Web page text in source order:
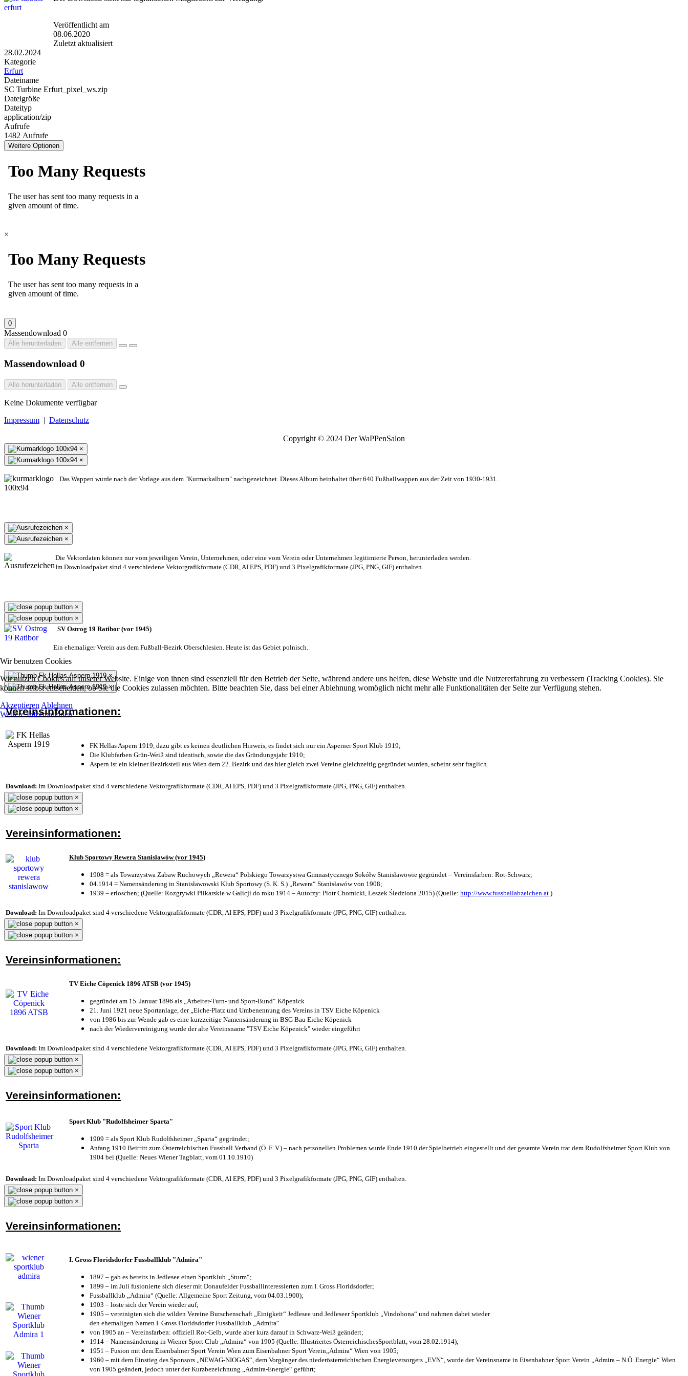
Veröffentlicht am
08.06.2020
Zuletzt aktualisiert
28.02.2024
Kategorie
Erfurt
Dateiname
SC Turbine Erfurt_pixel_ws.zip
Dateigröße
Dateityp
application/zip
Aufrufe
1482 Aufrufe
Weitere Optionen
×
0
Massendownload 0
Alle herunterladen Alle entfernen
Massendownload 0
Alle herunterladen Alle entfernen
Keine Dokumente verfügbar
Impressum | Datenschutz
Copyright © 2024 Der WaPPenSalon
Wir benutzen Cookies
Wir nutzen Cookies auf unserer Website. Einige von ihnen sind essenziell für den Betrieb der Seite, während andere uns helfen, diese Website und die Nutzererfahrung zu verbessern (Tracking Cookies). Sie
können selbst entscheiden, ob Sie die Cookies zulassen möchten. Bitte beachten Sie, dass bei einer Ablehnung womöglich nicht mehr alle Funktionalitäten der Seite zur Verfügung stehen.
Akzeptieren Ablehnen
Weitere Informationen
×
×
Das Wappen wurde nach der Vorlage aus dem "Kurmarkalbum" nachgezeichnet. Dieses Album beinhaltet über 640 Fußballwappen aus der Zeit von 1930-1931.
×
×
Die Vektordaten können nur vom jeweiligen Verein, Unternehmen, oder eine vom Verein oder Unternehmen legitimierte Person, herunterladen werden.
Im Downloadpaket sind 4 verschiedene Vektorgrafikformate (CDR, AI EPS, PDF) und 3 Pixelgrafikformate (JPG, PNG, GIF) enthalten.
×
×
SV Ostrog 19 Ratibor (vor 1945)
Ein ehemaliger Verein aus dem Fußball-Bezirk Oberschlesien. Heute ist das Gebiet polnisch.
×
×
Vereinsinformationen:
FK Hellas Aspern 1919, dazu gibt es keinen deutlichen Hinweis, es findet sich nur ein Asperner Sport Klub 1919;
Die Klubfarben Grün-Weiß sind identisch, sowie die das Gründungsjahr 1910;
Aspern ist ein kleiner Bezirksteil aus Wien dem 22. Bezirk und das hier gleich zwei Vereine gleichzeitig gegründet wurden, scheint sehr fraglich.
Download: Im Downloadpaket sind 4 verschiedene Vektorgrafikformate (CDR, AI EPS, PDF) und 3 Pixelgrafikformate (JPG, PNG, GIF) enthalten.
×
×
Vereinsinformationen:
Klub Sportowy Rewera Stanisławów (vor 1945)
1908 = als Towarzystwa Zabaw Ruchowych „Rewera“ Polskiego Towarzystwa Gimnastycznego Sokółw Stanisławowie gegründet – Vereinsfarben: Rot-Schwarz;
04.1914 = Namensänderung in Stanisławowski Klub Sportowy (S. K. S.) „Rewera“ Stanisławów von 1908;
1939 = erloschen; (Quelle: Rozgrywki Piłkarskie w Galicji do roku 1914 – Autorzy: Piotr Chomicki, Leszek Śledziona 2015) (Quelle: http://www.fussballabzeichen.at )
Download: Im Downloadpaket sind 4 verschiedene Vektorgrafikformate (CDR, AI EPS, PDF) und 3 Pixelgrafikformate (JPG, PNG, GIF) enthalten.
×
×
Vereinsinformationen:
TV Eiche Cöpenick 1896 ATSB (vor 1945)
gegründet am 15. Januar 1896 als „Arbeiter-Turn- und Sport-Bund“ Köpenick
21. Juni 1921 neue Sportanlage, der „Eiche-Platz und Umbenennung des Vereins in TSV Eiche Köpenick
von 1986 bis zur Wende gab es eine kurzzeitige Namensänderung in BSG Bau Eiche Köpenick
nach der Wiedervereinigung wurde der alte Vereinsname "TSV Eiche Köpenick" wieder eingeführt
Download: Im Downloadpaket sind 4 verschiedene Vektorgrafikformate (CDR, AI EPS, PDF) und 3 Pixelgrafikformate (JPG, PNG, GIF) enthalten.
×
×
Vereinsinformationen:
Sport Klub "Rudolfsheimer Sparta"
1909 = als Sport Klub Rudolfsheimer „Sparta“ gegründet;
Anfang 1910 Beitritt zum Österreichischen Fussball Verband (Ö. F. V.) – nach personellen Problemen wurde Ende 1910 der Spielbetrieb eingestellt und der gesamte Verein trat dem Rudolfsheimer Sport Klub von
1904 bei (Quelle: Neues Wiener Tagblatt, vom 01.10.1910)
Download: Im Downloadpaket sind 4 verschiedene Vektorgrafikformate (CDR, AI EPS, PDF) und 3 Pixelgrafikformate (JPG, PNG, GIF) enthalten.
×
×
Vereinsinformationen:
I. Gross Floridsdorfer Fussballklub "Admira"
1897 – gab es bereits in Jedlesee einen Sportklub „Sturm“;
1899 – im Juli fusionierte sich dieser mit Donaufelder Fussballinteressierten zum I. Gross Floridsdorfer;
Fussballklub „Admira“ (Quelle: Allgemeine Sport Zeitung, vom 04.03.1900);
1903 – löste sich der Verein wieder auf;
1905 – vereinigten sich die wilden Vereine Burschenschaft „Einigkeit“ Jedlesee und Jedleseer Sportklub „Vindobona“ und nahmen dabei wieder
den ehemaligen Namen I. Gross Floridsdorfer Fussballklub „Admira“
von 1905 an – Vereinsfarben: offiziell Rot-Gelb, wurde aber kurz darauf in Schwarz-Weiß geändert;
1914 – Namensänderung in Wiener Sport Club „Admira“ von 1905 (Quelle: Illustriertes ÖsterreichischesSportblatt, vom 28.02.1914);
1951 – Fusion mit dem Eisenbahner Sport Verein Wien zum Eisenbahner Sport Verein„Admira“ Wien von 1905;
1960 – mit dem Einstieg des Sponsors „NEWAG-NIOGAS“, dem Vorgänger des niederösterreichischen Energieversorgers „EVN“, wurde der Vereinsname in Eisenbahner Sport Verein „Admira – N.Ö. Energie“ Wien
von 1905 geändert, jedoch unter der Kurzbezeichnung „Admira-Energie“ geführt;